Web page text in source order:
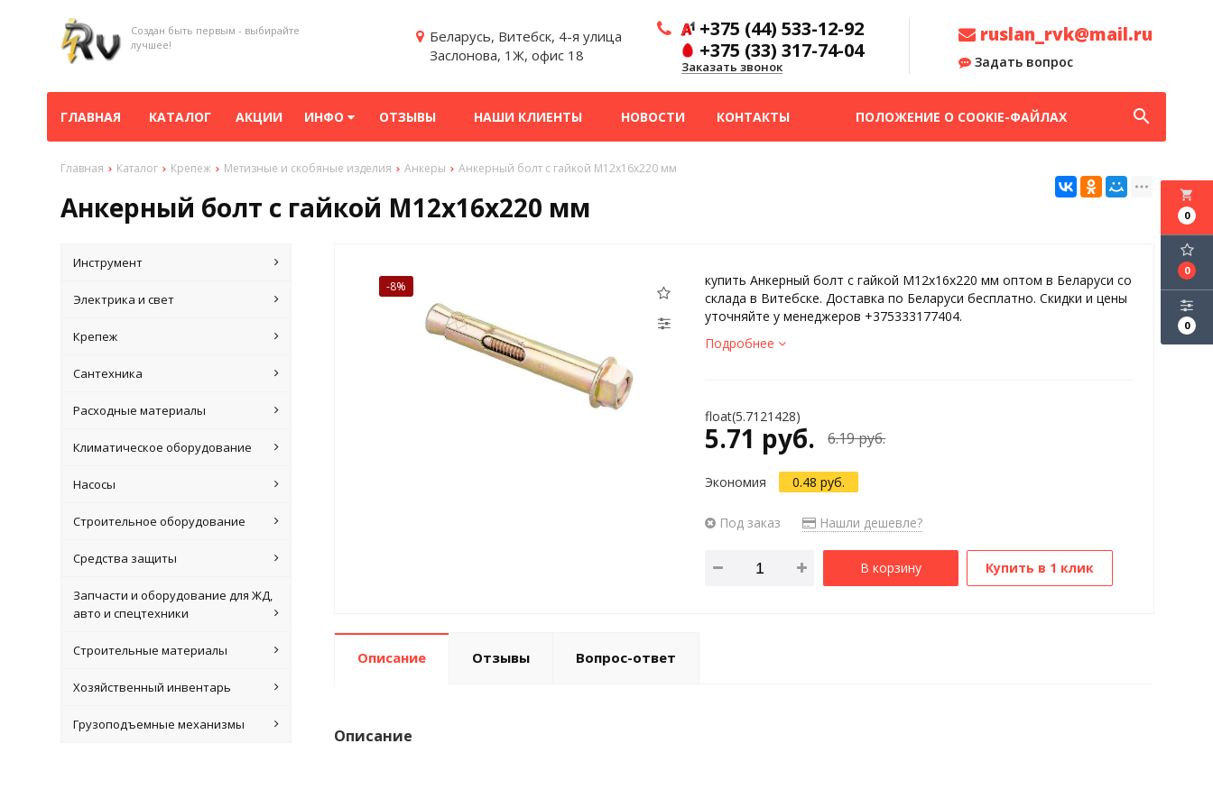
Создан быть первым - выбирайте
лучшее!
Беларусь, Витебск, 4-я улица
Заслонова, 1Ж, офис 18
+375 (44) 533-12-92
+375 (33) 317-74-04
Заказать звонок
ruslan_rvk@mail.ru
Задать вопрос
ГЛАВНАЯ КАТАЛОГ АКЦИИ ИНФО ОТЗЫВЫ НАШИ КЛИЕНТЫ НОВОСТИ КОНТАКТЫ ПОЛОЖЕНИЕ О COOKIE-ФАЙЛАХ search
Главная Каталог Крепеж Метизные и скобяные изделия Анкеры Анкерный болт с гайкой М12х16х220 мм
Анкерный болт с гайкой М12х16х220 мм local_grocery_store
0
0
0
Инструмент
Электрика и свет
Крепеж
Сантехника
Расходные материалы
Климатическое оборудование
Насосы
Строительное оборудование
Средства защиты
Запчасти и оборудование для ЖД,
авто и спецтехники
Строительные материалы
Хозяйственный инвентарь
Грузоподъемные механизмы
-8%
купить Анкерный болт с гайкой М12х16х220 мм оптом в Беларуси со
склада в Витебске. Доставка по Беларуси бесплатно. Скидки и цены
уточняйте у менеджеров +375333177404.
Подробнее
float(5.7121428)
5.71 руб. 6.19 руб.
Экономия 0.48 руб.
Под заказ Нашли дешевле?
В корзину Купить в 1 клик
Описание Отзывы Вопрос-ответ
Описание